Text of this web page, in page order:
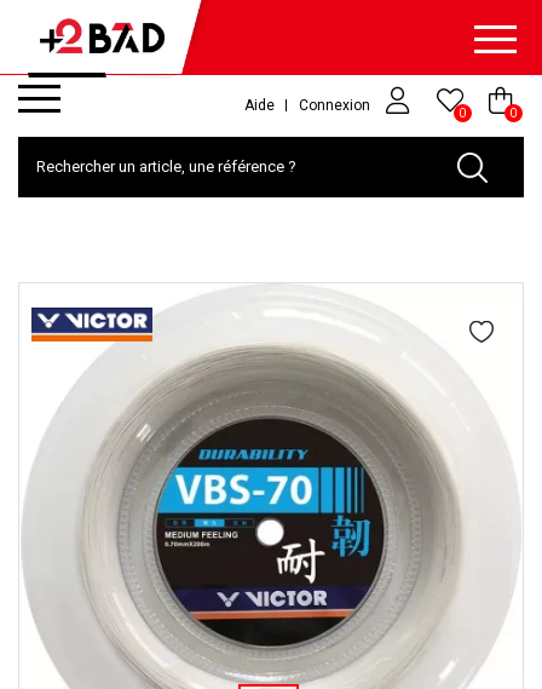
Aide Connexion 0 0